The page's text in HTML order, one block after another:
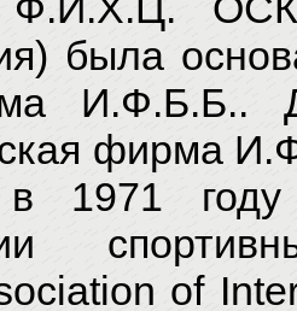
была
фирма
1971 году
of